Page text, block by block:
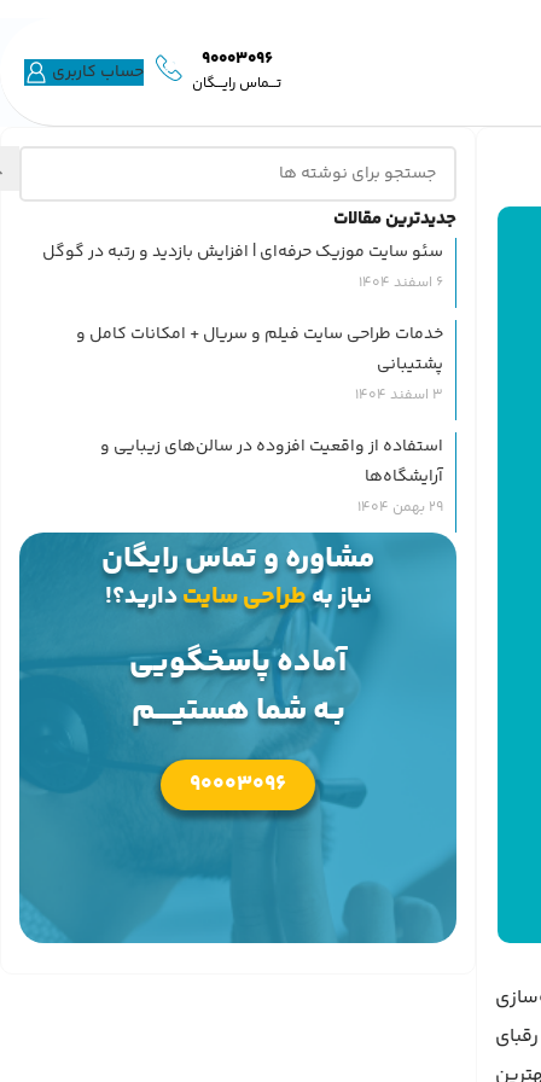
90003096
تـــماس رایـــگان حساب کاربری
در این مطلب، ما به شما 5 مورد از بهترین
جدیدترین مقالات
سئو سایت موزیک حرفه‌ای | افزایش بازدید و رتبه در گوگل
6 اسفند 1404
خدمات طراحی سایت فیلم و سریال + امکانات کامل و
پشتیبانی
3 اسفند 1404
استفاده از واقعیت افزوده در سالن‌های زیبایی و
آرایشگاه‌ها
29 بهمن 1404
مشاوره و تماس رایگان
نیاز بهطراحی سایتدارید؟!
آماده پاسخگویی
بـه شما هستیــــم
90003096